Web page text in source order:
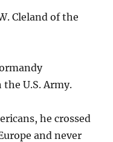
Cleland of the
U.S. Army.
he crossed
and never